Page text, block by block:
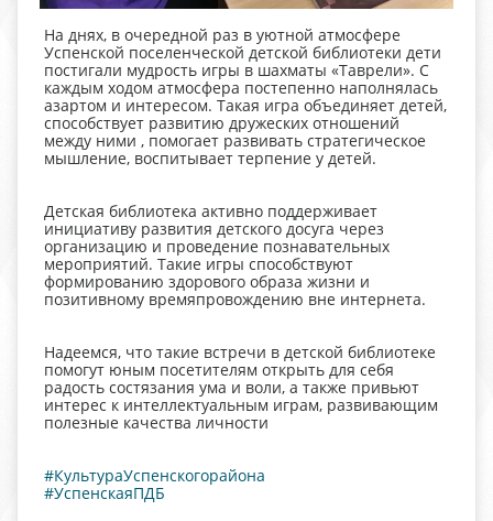
На днях, в очередной раз в уютной атмосфере
Успенской поселенческой детской библиотеки дети
постигали мудрость игры в шахматы «Таврели». С
каждым ходом атмосфера постепенно наполнялась
азартом и интересом. Такая игра объединяет детей,
способствует развитию дружеских отношений
между ними , помогает развивать стратегическое
мышление, воспитывает терпение у детей.
Детская библиотека активно поддерживает
инициативу развития детского досуга через
организацию и проведение познавательных
мероприятий. Такие игры способствуют
формированию здорового образа жизни и
позитивному времяпровождению вне интернета.
Надеемся, что такие встречи в детской библиотеке
помогут юным посетителям открыть для себя
радость состязания ума и воли, а также привьют
интерес к интеллектуальным играм, развивающим
полезные качества личности
#КультураУспенскогорайона
#УспенскаяПДБ